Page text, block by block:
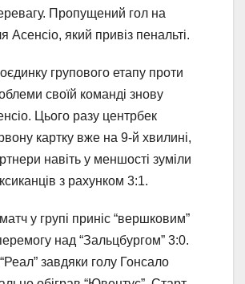
Пропущений гол на
Асенсіо, який привіз пенальті.
групового етапу проти
своїй команді знову
Цього разу центрбек
картку вже на 9-й хвилині,
навіть у меншості зуміли
з рахунком 3:1.
у групі приніс “вершковим”
над “Зальцбургом” 3:0.
завдяки голу Гонсало